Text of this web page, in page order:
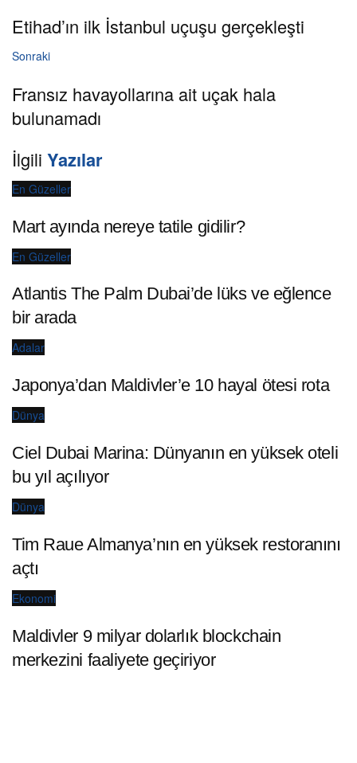
Etihad’ın ilk İstanbul uçuşu gerçekleşti
Sonraki
Fransız havayollarına ait uçak hala
bulunamadı
İlgili Yazılar
En Güzeller
Mart ayında nereye tatile gidilir?
En Güzeller
Atlantis The Palm Dubai’de lüks ve eğlence
bir arada
Adalar
Japonya’dan Maldivler’e 10 hayal ötesi rota
Dünya
Ciel Dubai Marina: Dünyanın en yüksek oteli
bu yıl açılıyor
Dünya
Tim Raue Almanya’nın en yüksek restoranını
açtı
Ekonomi
Maldivler 9 milyar dolarlık blockchain
merkezini faaliyete geçiriyor